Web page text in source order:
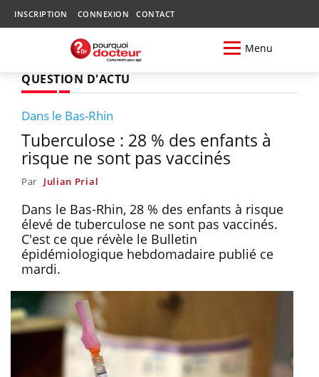
INSCRIPTION CONNEXION CONTACT
Menu
QUESTION D'ACTU
Dans le Bas-Rhin
Tuberculose : 28 % des enfants à
risque ne sont pas vaccinés
Par Julian Prial
Dans le Bas-Rhin, 28 % des enfants à risque
élevé de tuberculose ne sont pas vaccinés.
C'est ce que révèle le Bulletin
épidémiologique hebdomadaire publié ce
mardi.